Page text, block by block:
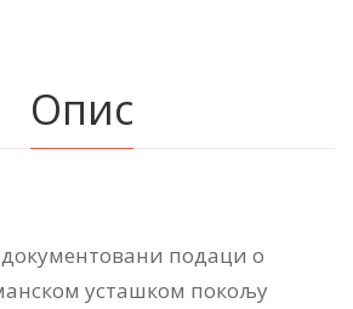
Опис
подаци о
усташком покољу